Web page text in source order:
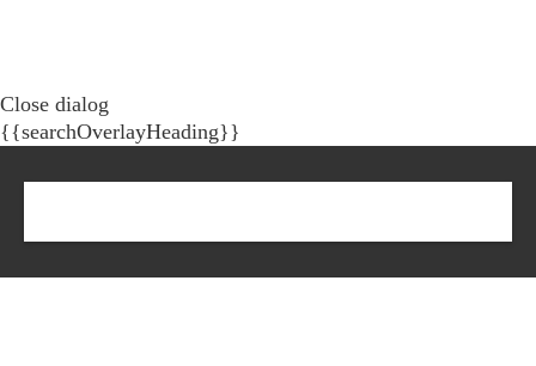
Close dialog
{{searchOverlayHeading}}